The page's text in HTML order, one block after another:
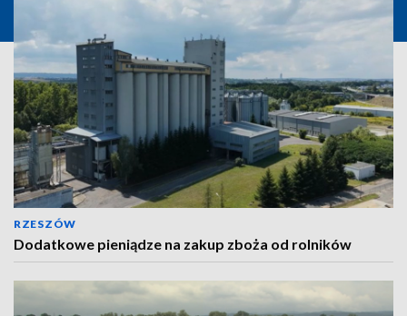
RZESZÓW
Dodatkowe pieniądze na zakup zboża od rolników